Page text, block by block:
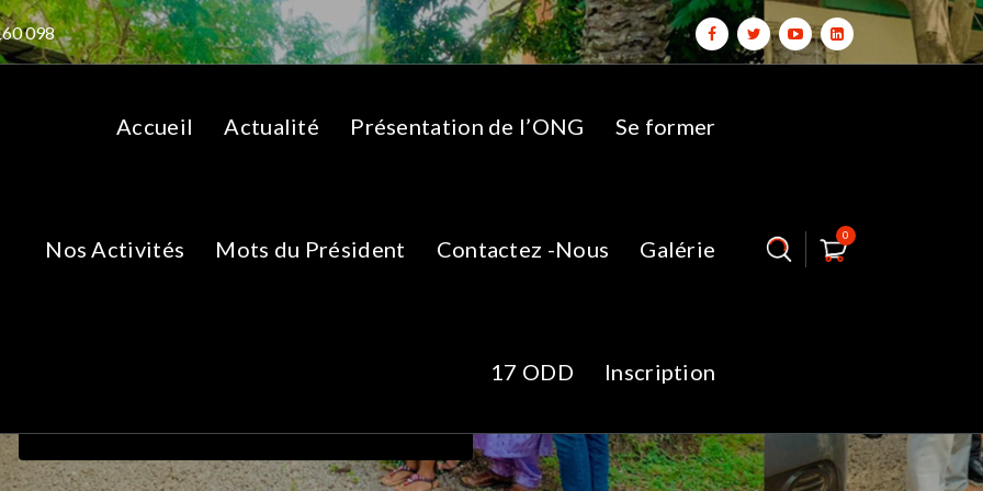
098
Accueil Actualité Présentation de l’ONG Se former
Nos Activités Mots du Président Contactez -Nous Galérie
17 ODD Inscription
0